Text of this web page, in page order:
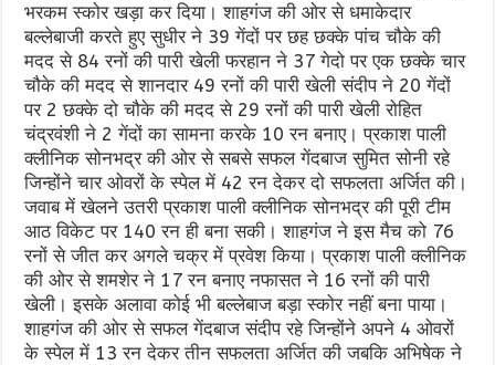
भरकम स्कोर खड़ा कर दिया। शाहगंज की ओर से धमाकेदार
बल्लेबाजी करते हुए सुधीर ने 39 गेंदों पर छह छक्के पांच चौके की
मदद से 84 रनों की पारी खेली फरहान ने 37 गेदो पर एक छक्के चार
चौके की मदद से शानदार 49 रनों की पारी खेली संदीप ने 20 गेंदों
पर 2 छक्के दो चौके की मदद से 29 रनों की पारी खेली रोहित
चंद्रवंशी ने 2 गेंदों का सामना करके 10 रन बनाए। प्रकाश पाली
क्लीनिक सोनभद्र की ओर से सबसे सफल गेंदबाज सुमित सोनी रहे
जिन्होंने चार ओवरों के स्पेल में 42 रन देकर दो सफलता अर्जित की।
जवाब में खेलने उतरी प्रकाश पाली क्लीनिक सोनभद्र की पूरी टीम
आठ विकेट पर 140 रन ही बना सकी। शाहगंज ने इस मैच को 76
रनों से जीत कर अगले चक्र में प्रवेश किया। प्रकाश पाली क्लीनिक
की ओर से शमशेर ने 17 रन बनाए नफासत ने 16 रनों की पारी
खेली। इसके अलावा कोई भी बल्लेबाज बड़ा स्कोर नहीं बना पाया।
शाहगंज की ओर से सफल गेंदबाज संदीप रहे जिन्होंने अपने 4 ओवरों
के स्पेल में 13 रन देकर तीन सफलता अर्जित की जबकि अभिषेक ने